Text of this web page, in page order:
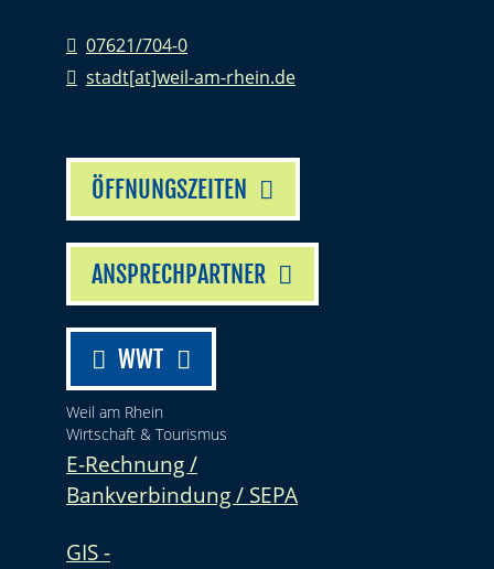
07621/704-0
stadt[at]weil-am-rhein.de
ÖFFNUNGSZEITEN
ANSPRECHPARTNER
WWT
Weil am Rhein
Wirtschaft & Tourismus
E-Rechnung /
Bankverbindung / SEPA
GIS -